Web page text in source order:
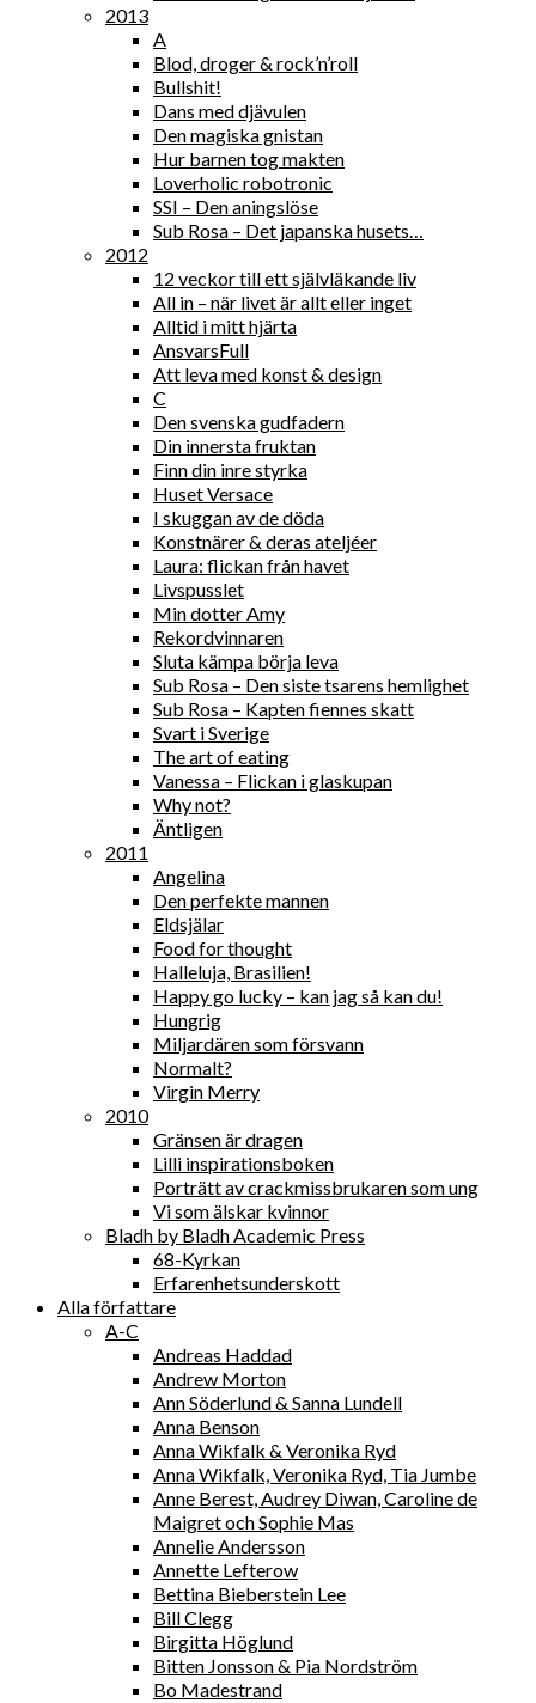
2013
A
Blod, droger & rock’n’roll
Bullshit!
Dans med djävulen
Den magiska gnistan
Hur barnen tog makten
Loverholic robotronic
SSI – Den aningslöse
Sub Rosa – Det japanska husets…
2012
12 veckor till ett självläkande liv
All in – när livet är allt eller inget
Alltid i mitt hjärta
AnsvarsFull
Att leva med konst & design
C
Den svenska gudfadern
Din innersta fruktan
Finn din inre styrka
Huset Versace
I skuggan av de döda
Konstnärer & deras ateljéer
Laura: flickan från havet
Livspusslet
Min dotter Amy
Rekordvinnaren
Sluta kämpa börja leva
Sub Rosa – Den siste tsarens hemlighet
Sub Rosa – Kapten fiennes skatt
Svart i Sverige
The art of eating
Vanessa – Flickan i glaskupan
Why not?
Äntligen
2011
Angelina
Den perfekte mannen
Eldsjälar
Food for thought
Halleluja, Brasilien!
Happy go lucky – kan jag så kan du!
Hungrig
Miljardären som försvann
Normalt?
Virgin Merry
2010
Gränsen är dragen
Lilli inspirationsboken
Porträtt av crackmissbrukaren som ung
Vi som älskar kvinnor
Bladh by Bladh Academic Press
68-Kyrkan
Erfarenhetsunderskott
Alla författare
A-C
Andreas Haddad
Andrew Morton
Ann Söderlund & Sanna Lundell
Anna Benson
Anna Wikfalk & Veronika Ryd
Anna Wikfalk, Veronika Ryd, Tia Jumbe
Anne Berest, Audrey Diwan, Caroline de
Maigret och Sophie Mas
Annelie Andersson
Annette Lefterow
Bettina Bieberstein Lee
Bill Clegg
Birgitta Höglund
Bitten Jonsson & Pia Nordström
Bo Madestrand